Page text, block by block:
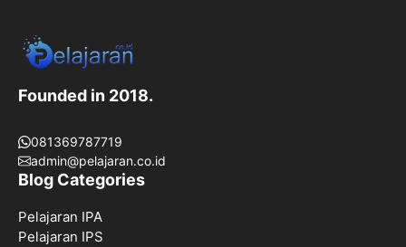
Founded in 2018.
081369787719
admin@pelajaran.co.id
Blog Categories
Pelajaran IPA
Pelajaran IPS